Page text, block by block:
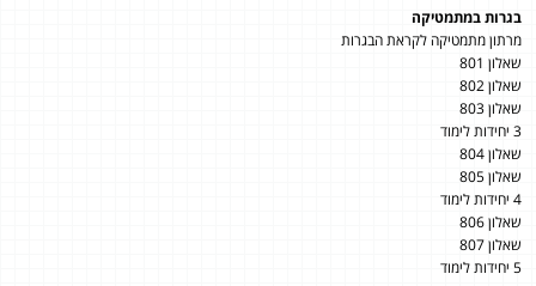
בגרות במתמטיקה
מרתון מתמטיקה לקראת הבגרות
שאלון 801
שאלון 802
שאלון 803
3 יחידות לימוד
שאלון 804
שאלון 805
4 יחידות לימוד
שאלון 806
שאלון 807
5 יחידות לימוד